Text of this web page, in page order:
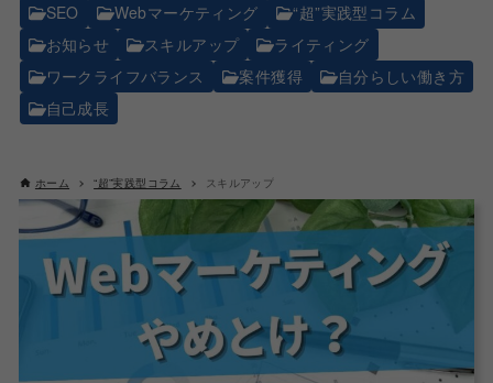
ホーム “超”実践型コラム スキルアップ
SEO Webマーケティング
“超”実践型コラム
お知らせ
スキルアップ
ライティング
ワークライフバランス
案件獲得
自分らしい働き方
自己成長